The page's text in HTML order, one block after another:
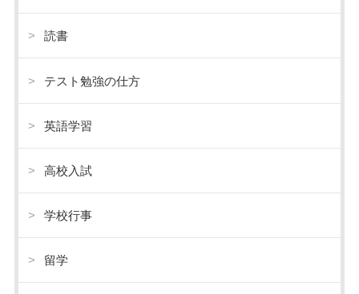
読書
テスト勉強の仕方
英語学習
高校入試
学校行事
留学